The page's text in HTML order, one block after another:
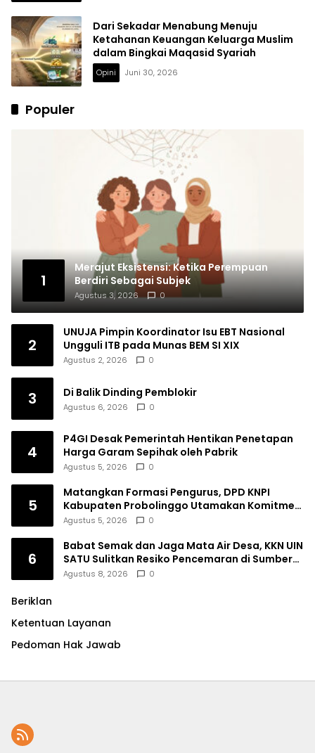
Dari Sekadar Menabung Menuju
Ketahanan Keuangan Keluarga Muslim
dalam Bingkai Maqasid Syariah
Opini Juni 30, 2026
Populer
1
Merajut Eksistensi: Ketika Perempuan
Berdiri Sebagai Subjek
Agustus 3, 2026 0
2
UNUJA Pimpin Koordinator Isu EBT Nasional
Ungguli ITB pada Munas BEM SI XIX
Agustus 2, 2026 0
3 Di Balik Dinding Pemblokir
Agustus 6, 2026 0
4
P4GI Desak Pemerintah Hentikan Penetapan
Harga Garam Sepihak oleh Pabrik
Agustus 5, 2026 0
5
Matangkan Formasi Pengurus, DPD KNPI
Kabupaten Probolinggo Utamakan Komitmen
dan Kinerja
Agustus 5, 2026 0
6
Babat Semak dan Jaga Mata Air Desa, KKN UIN
SATU Sulitkan Resiko Pencemaran di Sumber
Ngumbul
Agustus 8, 2026 0
Beriklan
Ketentuan Layanan
Pedoman Hak Jawab